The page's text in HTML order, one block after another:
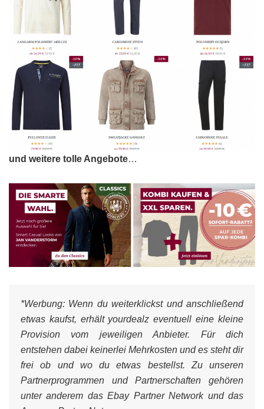
und weitere tolle Angebote…
*Werbung: Wenn du weiterklickst und anschließend
etwas kaufst, erhält yourdealz eventuell eine kleine
Provision vom jeweiligen Anbieter. Für dich
entstehen dabei keinerlei Mehrkosten und es steht dir
frei ob und wo du etwas bestellst. Zu unseren
Partnerprogrammen und Partnerschaften gehören
unter anderem das Ebay Partner Network und das